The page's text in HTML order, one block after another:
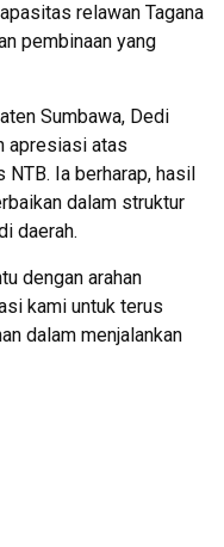
relawan Tagana
pembinaan yang
Sumbawa, Dedi
apresiasi atas
Ia berharap, hasil
dalam struktur
daerah.
dengan arahan
kami untuk terus
dalam menjalankan